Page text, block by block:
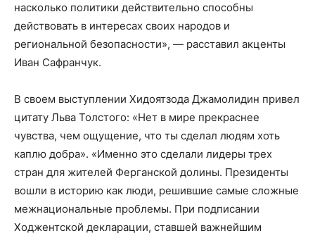
насколько политики действительно способны
действовать в интересах своих народов и
региональной безопасности», — расставил акценты
Иван Сафранчук.
В своем выступлении Хидоятзода Джамолидин привел
цитату Льва Толстого: «Нет в мире прекраснее
чувства, чем ощущение, что ты сделал людям хоть
каплю добра». «Именно это сделали лидеры трех
стран для жителей Ферганской долины. Президенты
вошли в историю как люди, решившие самые сложные
межнациональные проблемы. При подписании
Ходжентской декларации, ставшей важнейшим